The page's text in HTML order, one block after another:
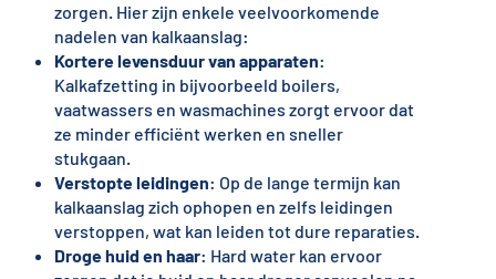
zorgen. Hier zijn enkele veelvoorkomende
nadelen van kalkaanslag:
Kortere levensduur van apparaten:
Kalkafzetting in bijvoorbeeld boilers,
vaatwassers en wasmachines zorgt ervoor dat
ze minder efficiënt werken en sneller
stukgaan.
Verstopte leidingen: Op de lange termijn kan
kalkaanslag zich ophopen en zelfs leidingen
verstoppen, wat kan leiden tot dure reparaties.
Droge huid en haar: Hard water kan ervoor